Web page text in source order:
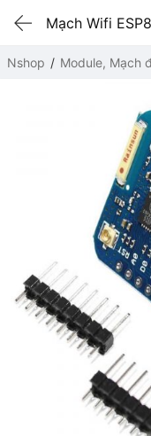
Nshop Module, Mạch